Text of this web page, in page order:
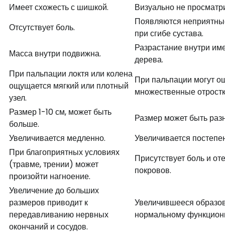
Имеет схожесть с шишкой.
Визуально не
Отсутствует боль.
Появляются
при сгибе сустава.
Масса внутри подвижна.
Разрастание внутри
дерева.
При пальпации локтя или колена
ощущается мягкий или плотный
узел.
При пальпации могут
множественные
Размер 1-10 см, может быть
больше.
Размер может быть
Увеличивается медленно.
Увеличивается
При благоприятных условиях
(травме, трении) может
произойти нагноение.
Присутствует боль и
покровов.
Увеличение до больших
размеров приводит к
передавливанию нервных
окончаний и сосудов.
Увеличившееся
нормальному